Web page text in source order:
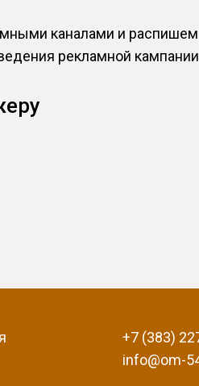
каналами и
рекламной
+7 (383)
info@om-